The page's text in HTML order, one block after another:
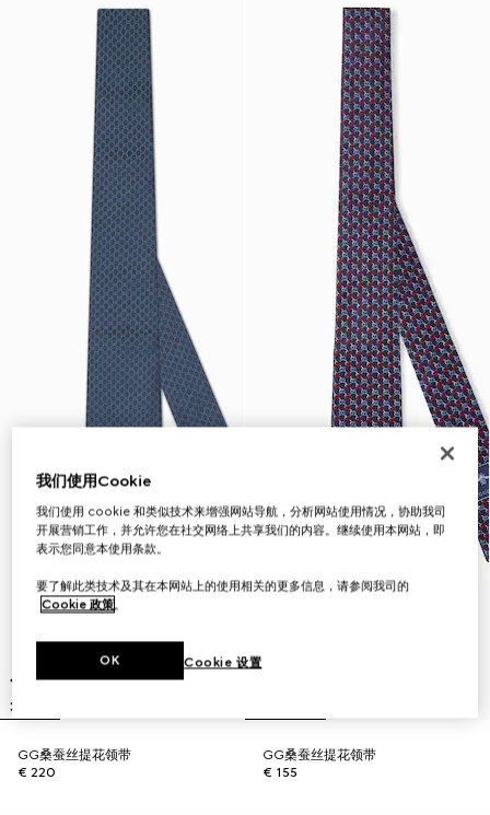
GG桑蚕丝提花领带
€ 220
GG桑蚕丝提花领带
€ 155
我们使用Cookie
我们使用 cookie 和类似技术来增强网站导航，分析网站使用情况，协助我司
开展营销工作，并允许您在社交网络上共享我们的内容。继续使用本网站，即
表示您同意本使用条款。
要了解此类技术及其在本网站上的使用相关的更多信息，请参阅我司的
Cookie 政策。
Cookie 设置
OK